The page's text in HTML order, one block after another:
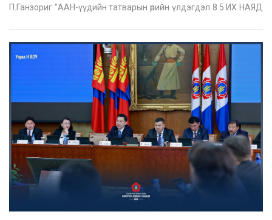
П.Ганзориг "ААН-үүдийн татварын өрийн үлдэгдэл 8.5 ИХ НАЯД
зүйтэй" гэв